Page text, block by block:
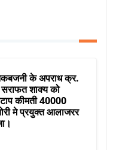
के अपराध क्र.
शाक्य को
कीमती 40000
मे प्रयुक्त आलाजरर